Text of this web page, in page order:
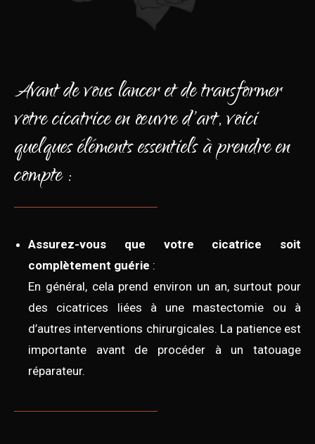
Avant de vous lancer et de transformer
votre cicatrice en œuvre d'art, voici
quelques éléments essentiels à prendre en
compte :
Assurez-vous que votre cicatrice soit
complètement guérie :
En général, cela prend environ un an, surtout pour
des cicatrices liées à une mastectomie ou à
d’autres interventions chirurgicales. La patience est
importante avant de procéder à un tatouage
réparateur.